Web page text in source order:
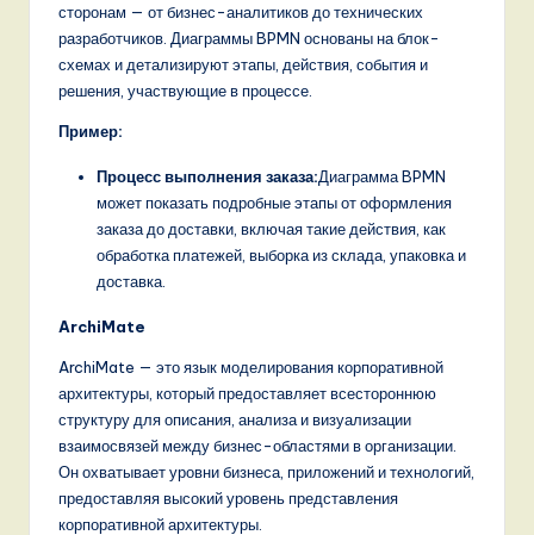
w
D
it
сторонам — от бизнес-аналитиков до технических
разработчиков. Диаграммы BPMN основаны на блок-
схемах и детализируют этапы, действия, события и
решения, участвующие в процессе.
Пример:
Процесс выполнения заказа:Диаграмма BPMN
может показать подробные этапы от оформления
заказа до доставки, включая такие действия, как
обработка платежей, выборка из склада, упаковка и
доставка.
ArchiMate
ArchiMate — это язык моделирования корпоративной
архитектуры, который предоставляет всестороннюю
структуру для описания, анализа и визуализации
взаимосвязей между бизнес-областями в организации.
Он охватывает уровни бизнеса, приложений и технологий,
предоставляя высокий уровень представления
корпоративной архитектуры.